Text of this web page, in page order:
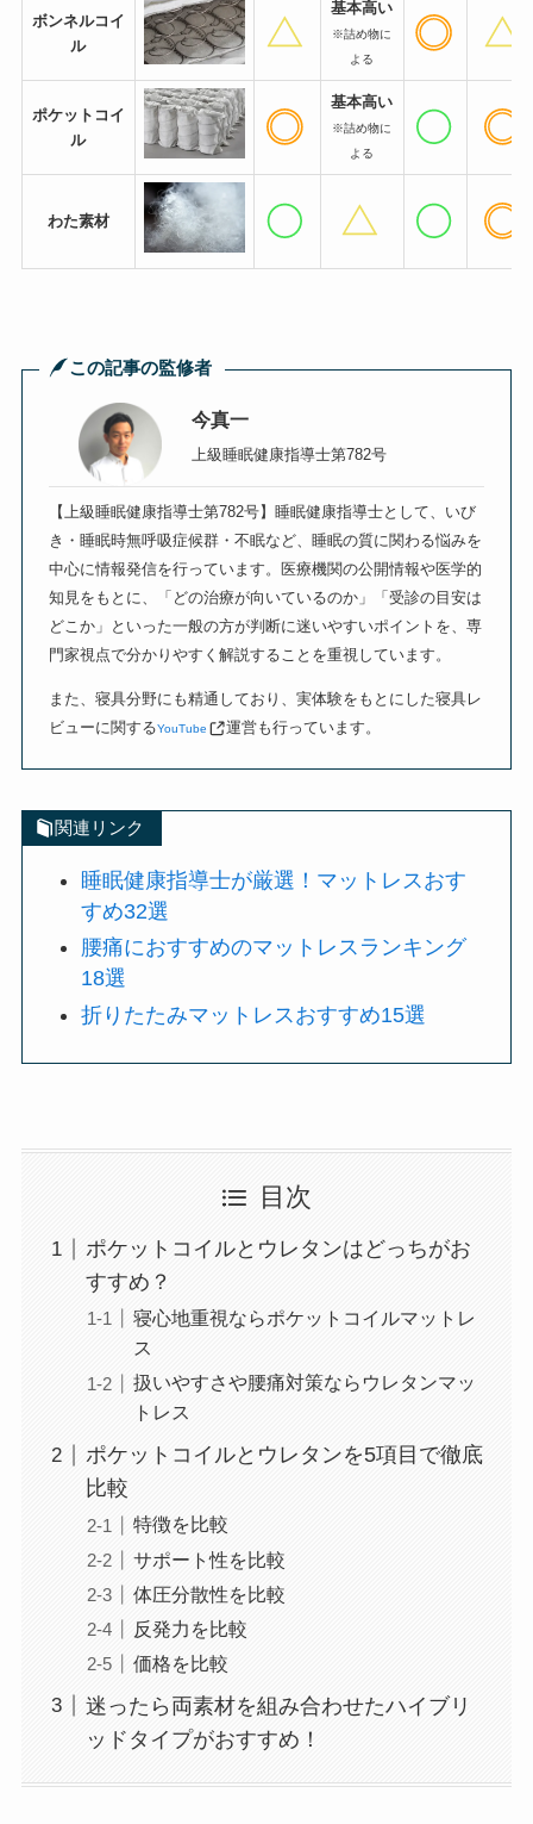
ボンネルコイ
ル
基本高い
※詰め物に
よる
ポケットコイ
ル
基本高い
※詰め物に
よる
わた素材
この記事の監修者
今真一
上級睡眠健康指導士第782号
【上級睡眠健康指導士第782号】睡眠健康指導士として、いび
き・睡眠時無呼吸症候群・不眠など、睡眠の質に関わる悩みを
中心に情報発信を行っています。医療機関の公開情報や医学的
知見をもとに、「どの治療が向いているのか」「受診の目安は
どこか」といった一般の方が判断に迷いやすいポイントを、専
門家視点で分かりやすく解説することを重視しています。
また、寝具分野にも精通しており、実体験をもとにした寝具レ
ビューに関するYouTube 運営も行っています。
関連リンク
睡眠健康指導士が厳選！マットレスおす
すめ32選
腰痛におすすめのマットレスランキング
18選
折りたたみマットレスおすすめ15選
目次
ポケットコイルとウレタンはどっちがお
すすめ？
寝心地重視ならポケットコイルマットレ
ス
扱いやすさや腰痛対策ならウレタンマッ
トレス
ポケットコイルとウレタンを5項目で徹底
比較
特徴を比較
サポート性を比較
体圧分散性を比較
反発力を比較
価格を比較
迷ったら両素材を組み合わせたハイブリ
ッドタイプがおすすめ！